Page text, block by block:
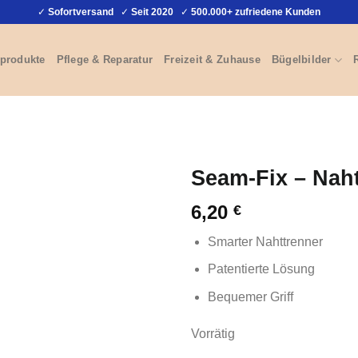
✓ Sofortversand ✓ Seit 2020 ✓ 500.000+ zufriedene Kunden
Pflege & Reparatur Freizeit & Zuhause Bügelbilder
Seam-Fix –
6,20 €
Smarter Nahttrenner
Patentierte Lösung
Bequemer Griff
Vorrätig